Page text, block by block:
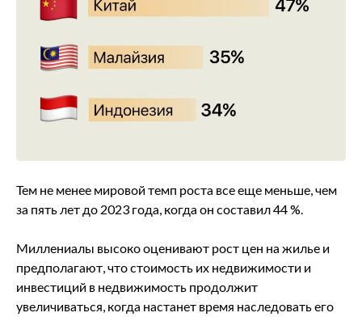
Тем не менее мировой темп роста все еще меньше, чем
за пять лет до 2023 года, когда он составил 44 %.
Миллениалы высоко оценивают рост цен на жилье и
предполагают, что стоимость их недвижимости и
инвестиций в недвижимость продолжит
увеличиваться, когда настанет время наследовать его